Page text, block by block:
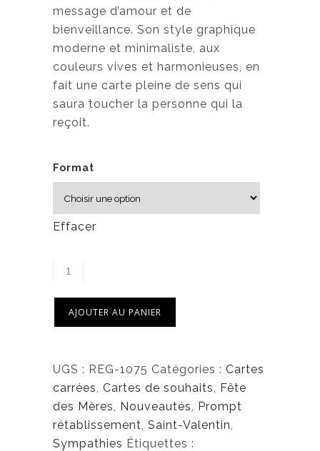
5
0
$
à
$
message d’amour et de
bienveillance. Son style graphique
moderne et minimaliste, aux
couleurs vives et harmonieuses, en
fait une carte pleine de sens qui
saura toucher la personne qui la
reçoit.
Format
Effacer
AJOUTER AU PANIER
UGS : REG-1075 Catégories : Cartes
carrées, Cartes de souhaits, Fête
des Mères, Nouveautés, Prompt
rétablissement, Saint-Valentin,
Sympathies Étiquettes :